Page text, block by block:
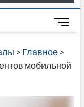
В
ГРУЗИИ
САЙТЕ
M
e
n
u
t
> Главное>
мобильной